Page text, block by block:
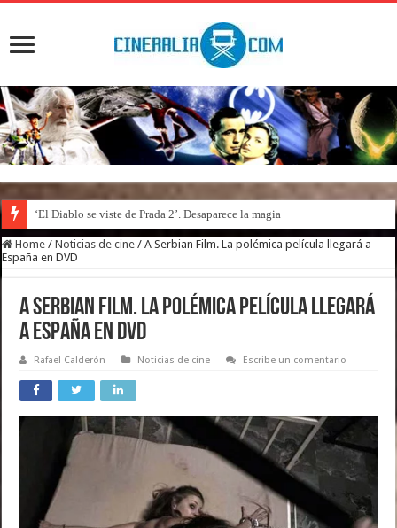
‘El Diablo se viste de Prada 2’. Desaparece la magia
Home / Noticias de cine / A Serbian Film. La polémica película llegará a
España en DVD
A Serbian Film. La polémica película llegará
a España en DVD
Rafael Calderón Noticias de cine Escribe un comentario